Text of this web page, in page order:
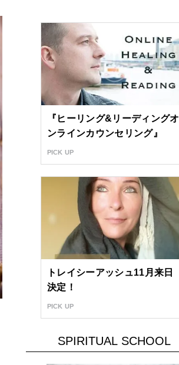
『ヒーリング&リーディングオ
ンラインカウンセリング』
PICK UP
トレイシーアッシュ11月来日
決定！
PICK UP
SPIRITUAL SCHOOL